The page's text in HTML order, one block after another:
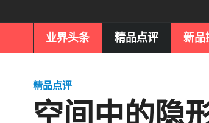
业界头条 精品点评 新品
精品点评
空间中的